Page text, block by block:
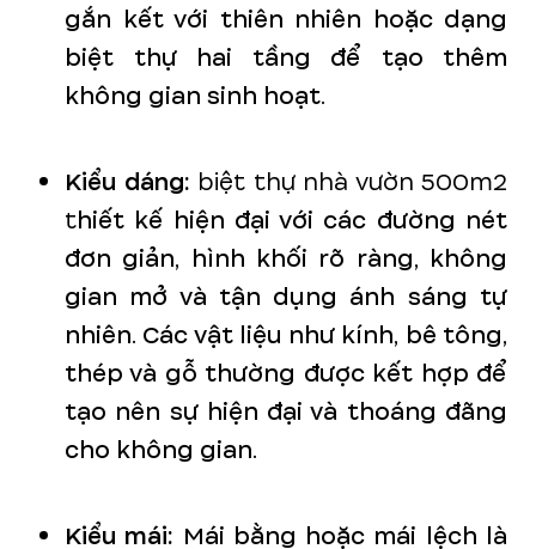
gắn kết với thiên nhiên hoặc dạng
biệt thự hai tầng để tạo thêm
không gian sinh hoạt.
Kiểu dáng: biệt thự nhà vườn 500m2
thiết kế hiện đại với các đường nét
đơn giản, hình khối rõ ràng, không
gian mở và tận dụng ánh sáng tự
nhiên. Các vật liệu như kính, bê tông,
thép và gỗ thường được kết hợp để
tạo nên sự hiện đại và thoáng đãng
cho không gian.
Kiểu mái: Mái bằng hoặc mái lệch là